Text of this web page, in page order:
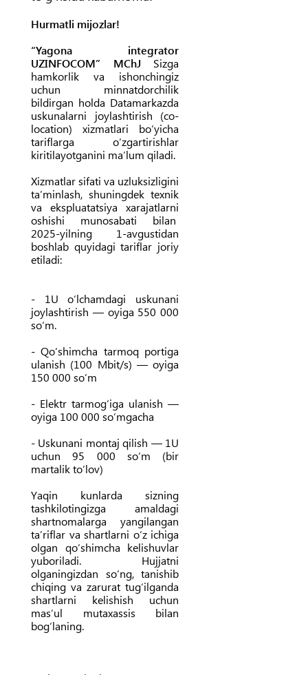
Hurmatli mijozlar!
“Yagona integrator
UZINFOCOM” MChJ Sizga
hamkorlik va ishonchingiz
uchun minnatdorchilik
bildirgan holda Datamarkazda
uskunalarni joylashtirish (co-
location) xizmatlari bo‘yicha
tariflarga o‘zgartirishlar
kiritilayotganini ma’lum qiladi.
Xizmatlar sifati va uzluksizligini
ta’minlash, shuningdek texnik
va ekspluatatsiya xarajatlarni
oshishi munosabati bilan
2025-yilning 1-avgustidan
boshlab quyidagi tariflar joriy
etiladi:
- 1U o‘lchamdagi uskunani
joylashtirish — oyiga 550 000
so‘m.
- Qo‘shimcha tarmoq portiga
ulanish (100 Mbit/s) — oyiga
150 000 so‘m
- Elektr tarmog‘iga ulanish —
oyiga 100 000 so‘mgacha
- Uskunani montaj qilish — 1U
uchun 95 000 so‘m (bir
martalik to‘lov)
Yaqin kunlarda sizning
tashkilotingizga amaldagi
shartnomalarga yangilangan
ta’riflar va shartlarni o‘z ichiga
olgan qo‘shimcha kelishuvlar
yuboriladi. Hujjatni
olganingizdan so‘ng, tanishib
chiqing va zarurat tug‘ilganda
shartlarni kelishish uchun
mas’ul mutaxassis bilan
bog‘laning.